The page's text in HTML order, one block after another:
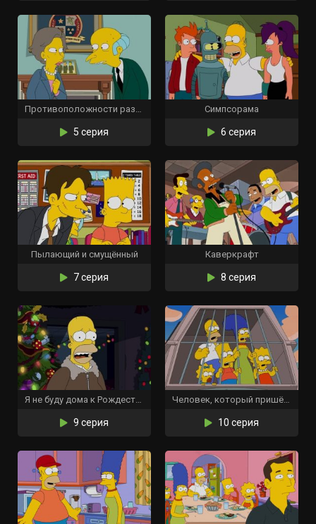
Противоположности разрываются
5 серия
Симпсорама
6 серия
Пылающий и смущённый
7 серия
Каверкрафт
8 серия
Я не буду дома к Рождеству
9 серия
Человек, который пришёл стать ужином
10 серия